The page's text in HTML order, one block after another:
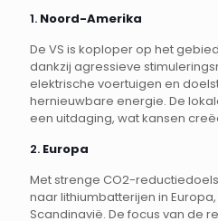
1. Noord-Amerika
De VS is koploper op het
dankzij agressieve
elektrische voertuigen en
hernieuwbare energie. De
een uitdaging, wat kansen
2. Europa
Met strenge CO2-
naar lithiumbatterijen in
Scandinavië. De focus van de